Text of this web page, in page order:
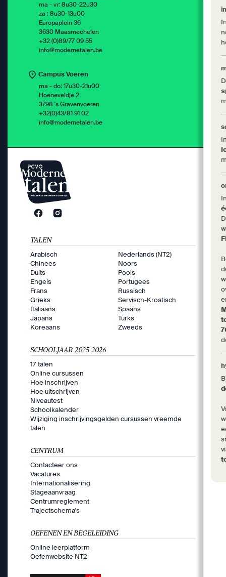
ma - vr: 8u30-22u30
za : 8u30-13u00
Europaplein 36
3630 Maasmechelen
+32 (0)89/77 09 55
info@modernetalen.be
Campus Voeren
ma - do: 17u30-21u00
Hoeneveldje 2
3798 's Gravenvoeren
+32(0)43/81 91 02
info@modernetalen.be
TALEN
Arabisch
Chinees
Duits
Engels
Frans
Grieks
Italiaans
Japans
Koreaans
Nederlands (NT2)
Noors
Pools
Portugees
Russisch
Servisch-Kroatisch
Spaans
Turks
Zweeds
SCHOOLJAAR 2025-2026
17 talen
Online cursussen
Hoe inschrijven
Hoe uitschrijven
Niveautest
Schoolkalender
Wijziging inschrijvingsgelden cursussen vreemde
talen
CENTRUM
Contacteer ons
Vacatures
Internationalisering
Stageaanvraag
Centrumreglement
Trajectschema's
OEFENEN EN BEGELEIDING
Online leerplatform
Oefenwebsite NT2